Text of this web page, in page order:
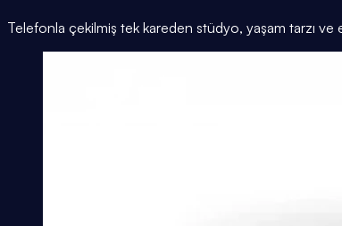
Telefonla çekilmiş tek kareden stüdyo, yaşam tarzı ve